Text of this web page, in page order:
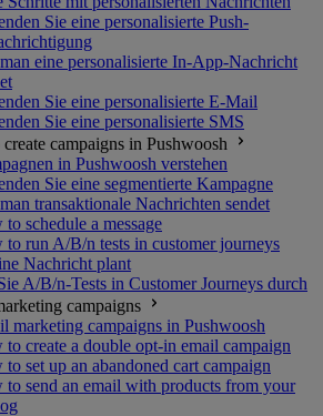
Sie eine personalisierte Push-
eine personalisierte In-App-Nachricht
Sie eine personalisierte E-Mail
Sie eine personalisierte SMS
campaigns in Pushwoosh
in Pushwoosh verstehen
Sie eine segmentierte Kampagne
transaktionale Nachrichten sendet
schedule a message
to run A/B/n tests in customer journeys
Nachricht plant
A/B/n-Tests in Customer Journeys durch
campaigns
marketing campaigns in Pushwoosh
to create a double opt-in email campaign
set up an abandoned cart campaign
to send an email with products from your